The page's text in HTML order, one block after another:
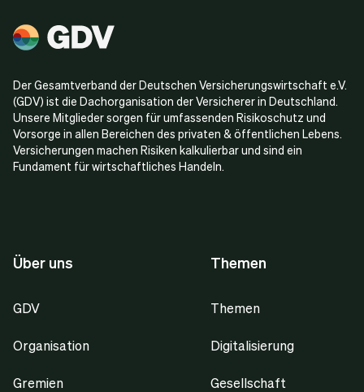
Der Gesamtverband der Deutschen Versicherungswirtschaft e.V.
(GDV) ist die Dachorganisation der Versicherer in Deutschland.
Unsere Mitglieder sorgen für umfassenden Risikoschutz und
Vorsorge in allen Bereichen des privaten & öffentlichen Lebens.
Versicherungen machen Risiken kalkulierbar und sind ein
Fundament für wirtschaftliches Handeln.
Über uns
GDV
Organisation
Gremien
Themen
Themen
Digitalisierung
Gesellschaft